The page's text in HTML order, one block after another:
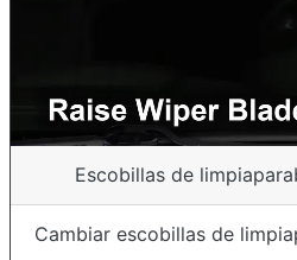
Escobillas de
Cambiar escobillas de